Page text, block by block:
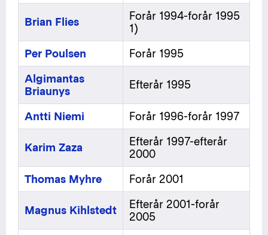
Brian Flies
Forår 1994-forår 1995
1)
Per Poulsen
Forår 1995
Algimantas
Briaunys
Efterår 1995
Antti Niemi Forår 1996-forår 1997
Karim Zaza
Efterår 1997-efterår
2000
Thomas Myhre
Forår 2001
Magnus Kihlstedt
Efterår 2001-forår
2005